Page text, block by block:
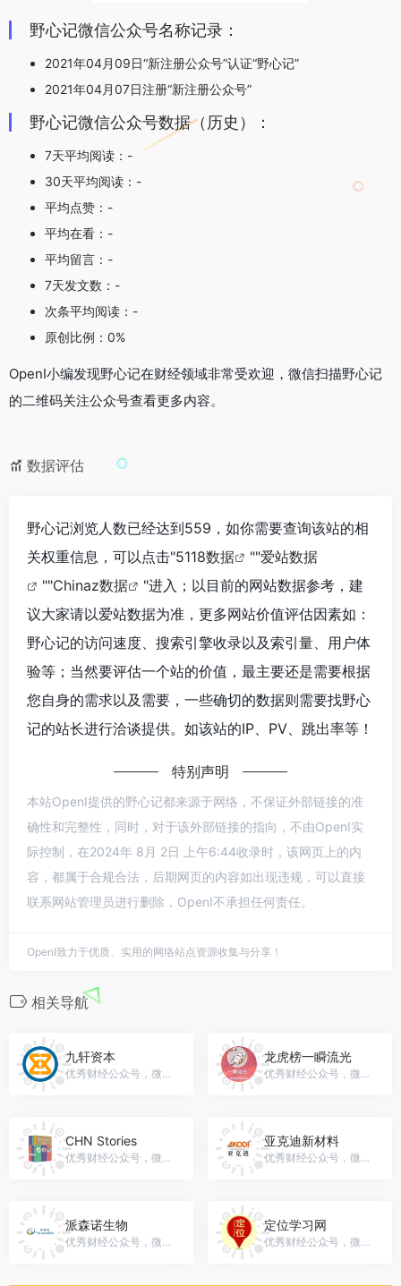
野心记微信公众号名称记录：
2021年04月09日“新注册公众号”认证“野心记”
2021年04月07日注册“新注册公众号”
野心记微信公众号数据（历史）：
7天平均阅读：-
30天平均阅读：-
平均点赞：-
平均在看：-
平均留言：-
7天发文数：-
次条平均阅读：-
原创比例：0%
OpenI小编发现野心记在财经领域非常受欢迎，微信扫描野心记
的二维码关注公众号查看更多内容。
数据评估
野心记浏览人数已经达到559，如你需要查询该站的相
关权重信息，可以点击"5118数据 ""爱站数据
""Chinaz数据
"进入；以目前的网站数据参考，建
议大家请以爱站数据为准，更多网站价值评估因素如：
野心记的访问速度、搜索引擎收录以及索引量、用户体
验等；当然要评估一个站的价值，最主要还是需要根据
您自身的需求以及需要，一些确切的数据则需要找野心
记的站长进行洽谈提供。如该站的IP、PV、跳出率等！
特别声明
本站OpenI提供的野心记都来源于网络，不保证外部链接的准
确性和完整性，同时，对于该外部链接的指向，不由OpenI实
际控制，在2024年 8月 2日 上午6:44收录时，该网页上的内
容，都属于合规合法，后期网页的内容如出现违规，可以直接
联系网站管理员进行删除，OpenI不承担任何责任。
OpenI致力于优质、实用的网络站点资源收集与分享！
相关导航
九轩资本
优秀财经公众号，微信号：jiuxuancapital
龙虎榜一瞬流光
优秀财经公众号，微信号：ffkh66
CHN Stories
优秀财经公众号，微信号：China_Stories
亚克迪新材料
优秀财经公众号，微信号：gh_3d7ae4f9af02
派森诺生物
优秀财经公众号，微信号：shpersonalbio2011
定位学习网
优秀财经公众号，微信号：dingweililunxuexi